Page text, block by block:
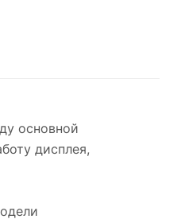
основной
дисплея,